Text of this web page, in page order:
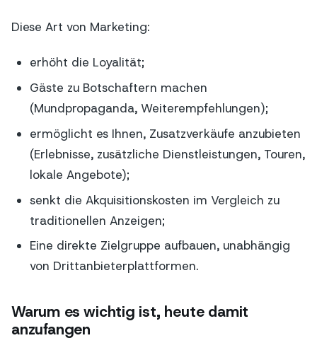
Diese Art von Marketing:
erhöht die Loyalität;
Gäste zu Botschaftern machen
(Mundpropaganda, Weiterempfehlungen);
ermöglicht es Ihnen, Zusatzverkäufe anzubieten
(Erlebnisse, zusätzliche Dienstleistungen, Touren,
lokale Angebote);
senkt die Akquisitionskosten im Vergleich zu
traditionellen Anzeigen;
Eine direkte Zielgruppe aufbauen, unabhängig
von Drittanbieterplattformen.
Warum es wichtig ist, heute damit
anzufangen